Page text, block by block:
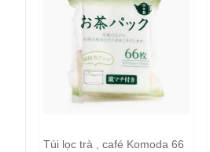
Túi lọc trà , café Komoda 66